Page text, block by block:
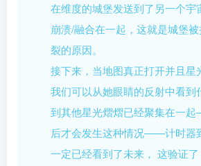
在维度的城堡发送到了另一个宇
崩溃/融合在一起，这就是城堡
裂的原因。
接下来，当地图真正打开并且星
我们可以从她眼睛的反射中看到
到其他星光熠熠已经聚集在一
后才会发生这种情况——计时器
一定已经看到了未来， 这验证了